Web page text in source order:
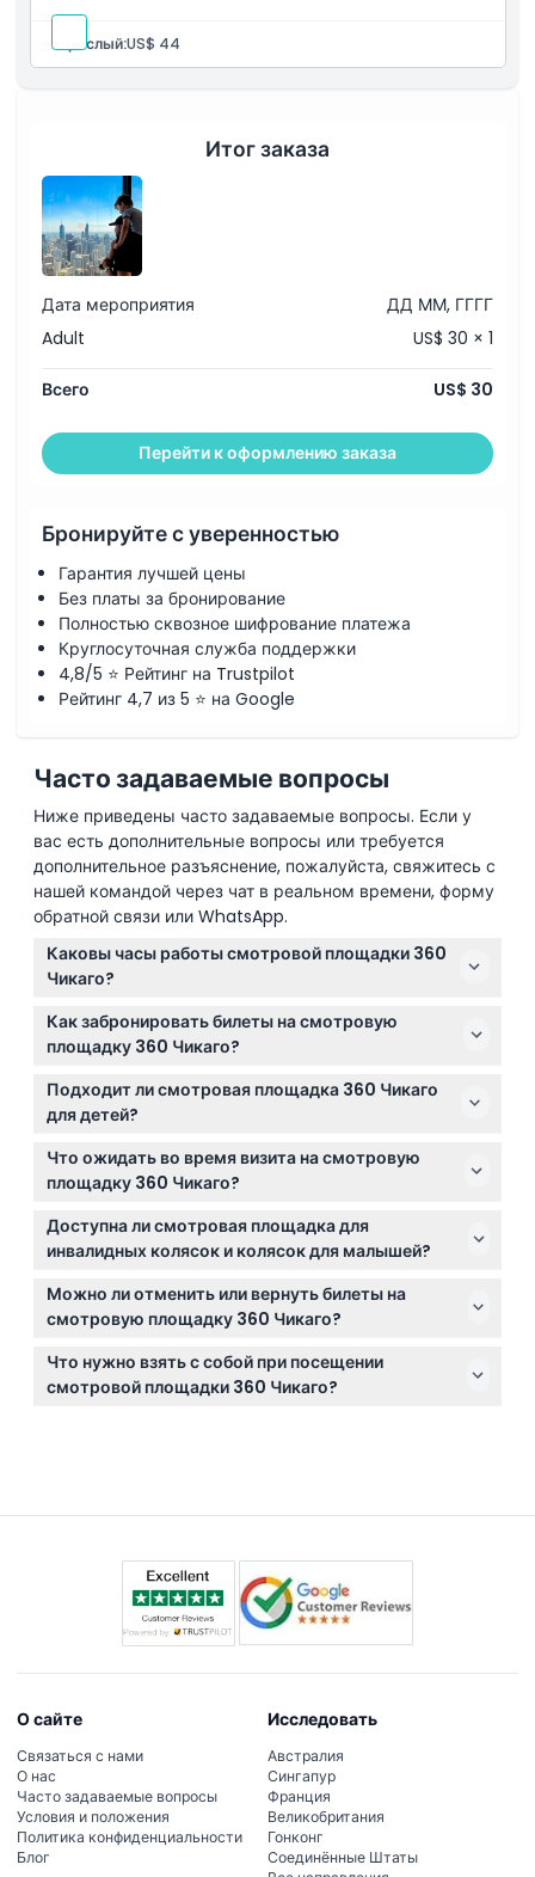
Политика отмены
Взрослый:US$ 44
Итог заказа
Дата мероприятия
ДД ММ, ГГГГ
Adult
US$ 30 × 1
Всего US$ 30
Перейти к оформлению заказа
Бронируйте с уверенностью
Гарантия лучшей цены
Без платы за бронирование
Полностью сквозное шифрование платежа
Круглосуточная служба поддержки
4,8/5 ⭐ Рейтинг на Trustpilot
Рейтинг 4,7 из 5 ⭐ на Google
Часто задаваемые вопросы
Ниже приведены часто задаваемые вопросы. Если у
вас есть дополнительные вопросы или требуется
дополнительное разъяснение, пожалуйста, свяжитесь с
нашей командой через чат в реальном времени, форму
обратной связи или WhatsApp.
Каковы часы работы смотровой площадки 360
Чикаго?
Смотровая площадка открыта ежедневно с 9 утра
до 11 вечера, последний вход в 10 вечера (возможно
изменение — пожалуйста, уточняйте при
бронировании).
Как забронировать билеты на смотровую
площадку 360 Чикаго?
Вы можете легко забронировать билеты онлайн
прямо здесь, на этом сайте, который также
позволяет проверить актуальную доступность
билетов в реальном времени.
Подходит ли смотровая площадка 360 Чикаго
для детей?
Да, дети в возрасте от 3 до 11 лет могут посетить
площадку с детским билетом, а с 12 лет действует
взрослый тариф; малыши от 0 до 2 лет проходят
бесплатно.
Что ожидать во время визита на смотровую
площадку 360 Чикаго?
Ожидайте панорамные виды на линию горизонта
Чикаго и озеро Мичиган, интерактивные экспозиции
и доступ в КлаудБар, где можно насладиться
закусками и коктейлями, включенными в
стоимость билета.
Доступна ли смотровая площадка для
инвалидных колясок и колясок для малышей?
Да, смотровая площадка 360 Чикаго полностью
оборудована для инвалидных колясок и детских
колясок, чтобы обеспечить комфортный визит для
всех гостей.
Можно ли отменить или вернуть билеты на
смотровую площадку 360 Чикаго?
Билеты не подлежат возврату и отмене, поэтому,
пожалуйста, убедитесь в своих планах перед
бронированием.
Что нужно взять с собой при посещении
смотровой площадки 360 Чикаго?
О сайте
Связаться с нами
О нас
Часто задаваемые вопросы
Условия и положения
Политика конфиденциальности
Блог
Исследовать
Австралия
Сингапур
Франция
Великобритания
Гонконг
Соединённые Штаты